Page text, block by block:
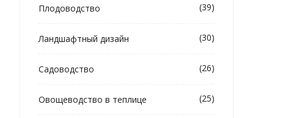
Плодоводство (39)
Ландшафтный дизайн (30)
Садоводство (26)
Овощеводство в теплице (25)